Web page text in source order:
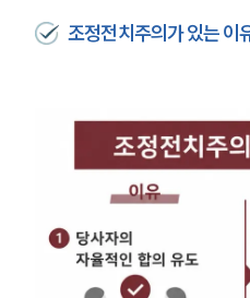
조정전치주의가 있는 이